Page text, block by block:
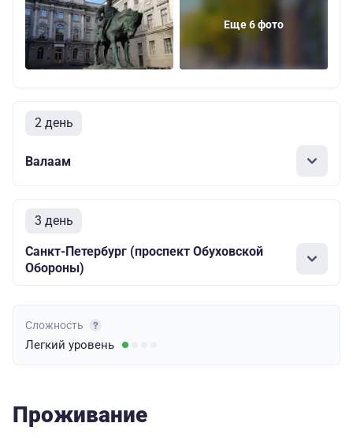
Еще 6 фото
2 день
Валаам
3 день
Санкт-Петербург (проспект Обуховской
Обороны)
Сложность
Легкий уровень
Проживание